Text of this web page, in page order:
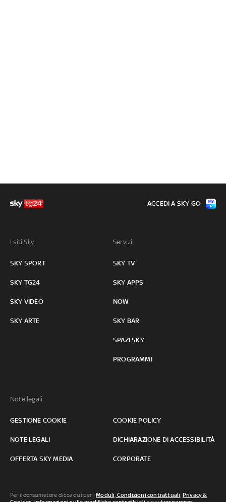
I siti Sky:
SKY SPORT
SKY TG24
SKY VIDEO
SKY ARTE
Servizi:
SKY TV
SKY APPS
NOW
SKY BAR
SPAZI SKY
PROGRAMMI
Note legali:
GESTIONE COOKIE COOKIE POLICY
NOTE LEGALI DICHIARAZIONE DI ACCESSIBILITÀ
OFFERTA SKY MEDIA CORPORATE
ACCEDI A SKY GO
Per il consumatore clicca qui per iModuli, Condizioni contrattuali Privacy &